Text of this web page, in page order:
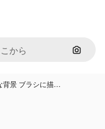
画像で
背景 ブラシに描…